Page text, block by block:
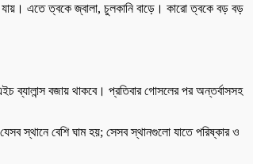
এতে ত্বকে জ্বালা, চুলকানি বাড়ে। কারো ত্বকে বড় বড়
বজায় থাকবে। প্রতিবার গোসলের পর অন্তর্বাসসহ
স্থানে বেশি ঘাম হয়; সেসব স্থানগুলো যাতে পরিষ্কার ও